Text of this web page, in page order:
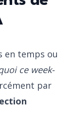
en temps ou
ce week-
par